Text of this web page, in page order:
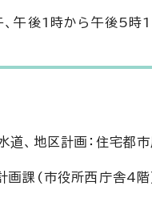
午後1時から午後5時
道、地区計画：住宅
画課(市役所西庁舎4